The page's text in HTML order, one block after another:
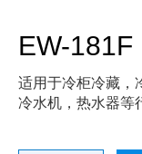
EW-181F
适用于冷柜冷藏，
冷水机，热水器等